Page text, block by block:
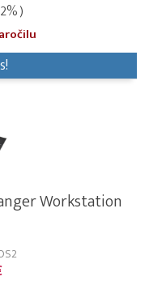
)
Workstation